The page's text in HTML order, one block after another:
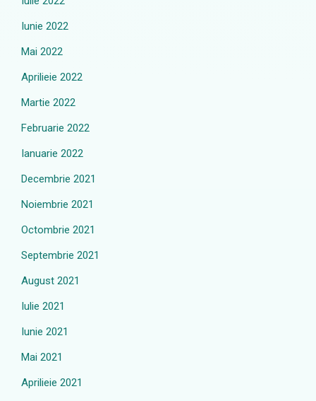
Iunie 2022
Mai 2022
Aprilieie 2022
Martie 2022
Februarie 2022
Ianuarie 2022
Decembrie 2021
Noiembrie 2021
Octombrie 2021
Septembrie 2021
August 2021
Iulie 2021
Iunie 2021
Mai 2021
Aprilieie 2021